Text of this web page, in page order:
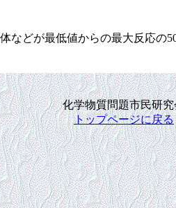
などが最低値からの最大反応の
化学物質問題市民研究
トップページに戻る